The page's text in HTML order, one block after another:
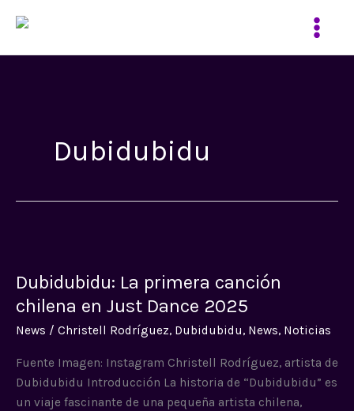
Dubidubidu
Dubidubidu: La primera canción
chilena en Just Dance 2025
News / Christell Rodríguez, Dubidubidu, News, Noticias
Fuente Imagen: Instagram Christell Rodríguez, artista de
Dubidubidu Introducción La historia de “Dubidubidu” es
un viaje fascinante de una pequeña artista chilena,
primera
canción
Just
Dance
2025